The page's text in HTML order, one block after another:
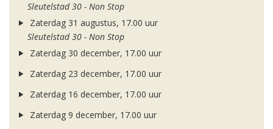
Sleutelstad 30 - Non Stop
Zaterdag 31 augustus, 17.00 uur
Sleutelstad 30 - Non Stop
Zaterdag 30 december, 17.00 uur
Zaterdag 23 december, 17.00 uur
Zaterdag 16 december, 17.00 uur
Zaterdag 9 december, 17.00 uur